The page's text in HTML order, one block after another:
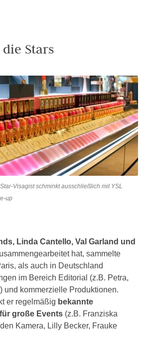
Stars
Visagist schminkt ausschließlich mit YSL
up
Linda Cantello, Val Garland und
hat, sammelte
als auch in Deutschland
im Bereich Editorial (z.B. Petra,
und kommerzielle Produktionen.
er regelmäßig bekannte
große Events (z.B. Franziska
Kamera, Lilly Becker, Frauke